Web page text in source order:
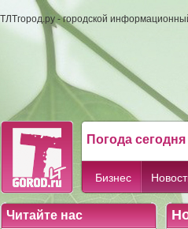
ТЛТгород.ру - городской
Погода сегодня
Бизнес
Читайте нас